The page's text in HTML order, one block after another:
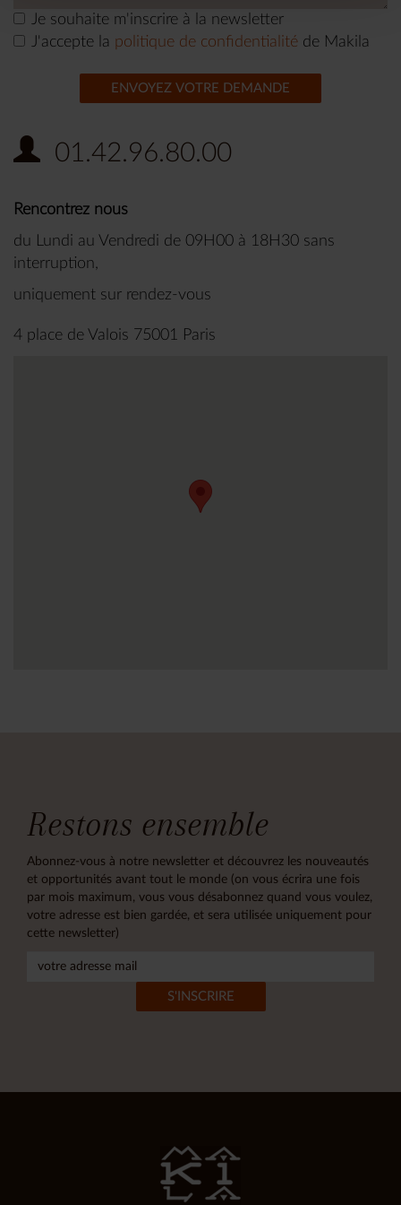
Je souhaite m'inscrire à la newsletter
J'accepte la politique de confidentialité de Makila
ENVOYEZ VOTRE DEMANDE
01.42.96.80.00
Rencontrez nous
du Lundi au Vendredi de 09H00 à 18H30 sans
interruption,
uniquement sur rendez-vous
4 place de Valois 75001 Paris
Restons ensemble
Abonnez-vous à notre newsletter et découvrez les nouveautés
et opportunités avant tout le monde (on vous écrira une fois
par mois maximum, vous vous désabonnez quand vous voulez,
votre adresse est bien gardée, et sera utilisée uniquement pour
cette newsletter)